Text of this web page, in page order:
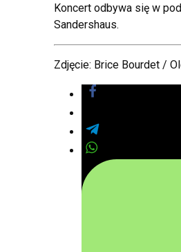
Koncert odbywa się w
Sandershaus.
Zdjęcie: Brice Bourdet /